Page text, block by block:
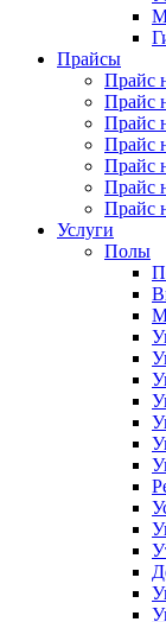
Прайсы
Прайс
Прайс
Прайс
Прайс
Прайс
Прайс
Прайс
Услуги
Полы